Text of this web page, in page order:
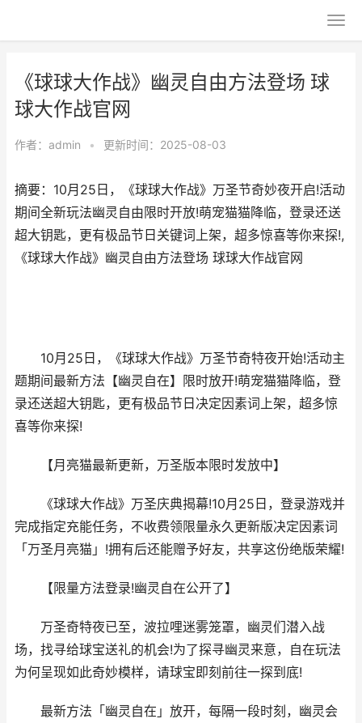
《球球大作战》幽灵自由方法登场 球
球大作战官网
作者： admin • 更新时间：2025-08-03
摘要：10月25日，《球球大作战》万圣节奇妙夜开启!活动
期间全新玩法幽灵自由限时开放!萌宠猫猫降临，登录还送
超大钥匙，更有极品节日关键词上架，超多惊喜等你来探!,
《球球大作战》幽灵自由方法登场 球球大作战官网
10月25日，《球球大作战》万圣节奇特夜开始!活动主
题期间最新方法【幽灵自在】限时放开!萌宠猫猫降临，登
录还送超大钥匙，更有极品节日决定因素词上架，超多惊
喜等你来探!
【月亮猫最新更新，万圣版本限时发放中】
《球球大作战》万圣庆典揭幕!10月25日，登录游戏并
完成指定充能任务，不收费领限量永久更新版决定因素词
「万圣月亮猫」!拥有后还能赠予好友，共享这份绝版荣耀!
【限量方法登录!幽灵自在公开了】
万圣奇特夜已至，波拉哩迷雾笼罩，幽灵们潜入战
场，找寻给球宝送礼的机会!为了探寻幽灵来意，自在玩法
为何呈现如此奇妙模样，请球宝即刻前往一探到底!
最新方法「幽灵自在」放开，每隔一段时刻，幽灵会